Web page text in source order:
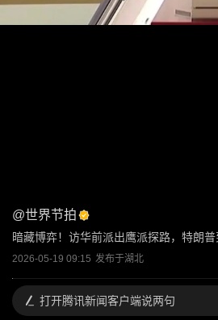
@世界节拍
暗藏博弈！访华前派出鹰派探路，特朗
2026-05-19 09:15 发布于湖北
打开腾讯新闻客户端说两句